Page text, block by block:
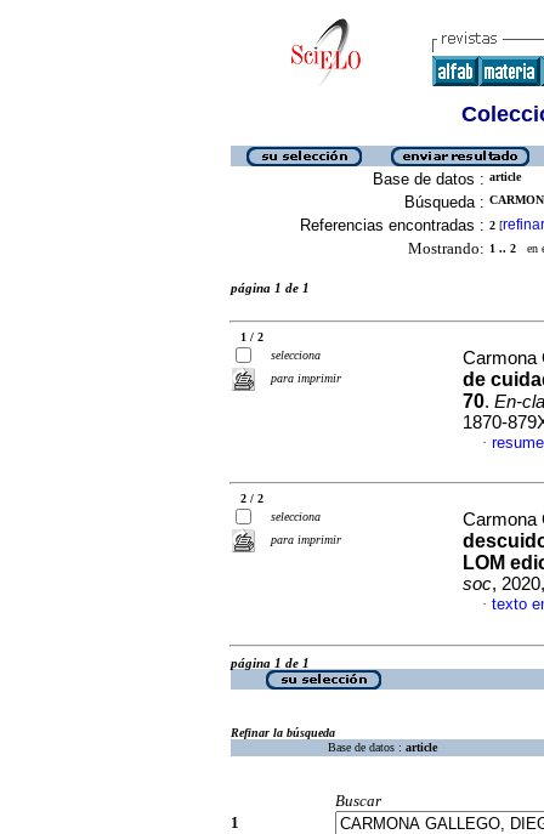
Base de datos : article
Búsqueda :
Referencias encontradas : 2 [refinar
Mostrando: 1 .. 2 en
página 1 de 1
1 / 2
selecciona
para imprimir
Carmona
de
70. En-
1870-
·
2 / 2
selecciona
para imprimir
Carmona
LOM
soc,
· texto
página 1 de 1
Refinar la búsqueda
Base de datos : article
Buscar
1